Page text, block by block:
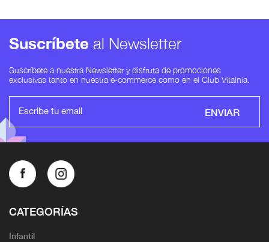
Suscríbete al Newsletter
Suscríbete a nuestra Newsletter y disfruta de promociones
exclusivas tanto en nuestra e-commerce como en el Club Vitalnia.
ENVIAR
CATEGORÍAS
Infantil